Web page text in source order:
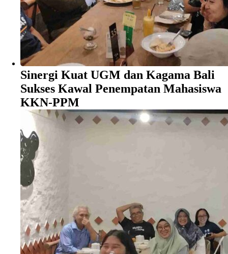
Sinergi Kuat UGM dan Kagama Bali
Sukses Kawal Penempatan Mahasiswa
KKN-PPM